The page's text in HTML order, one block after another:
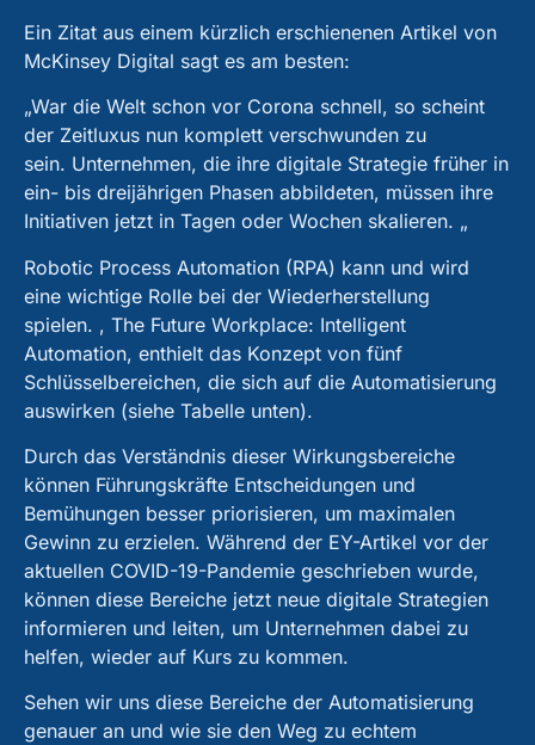
Ein Zitat aus einem kürzlich erschienenen Artikel von
McKinsey Digital sagt es am besten:
„War die Welt schon vor Corona schnell, so scheint
der Zeitluxus nun komplett verschwunden zu
sein. Unternehmen, die ihre digitale Strategie früher in
ein- bis dreijährigen Phasen abbildeten, müssen ihre
Initiativen jetzt in Tagen oder Wochen skalieren. „
Robotic Process Automation (RPA) kann und wird
eine wichtige Rolle bei der Wiederherstellung
spielen. , The Future Workplace: Intelligent
Automation, enthielt das Konzept von fünf
Schlüsselbereichen, die sich auf die Automatisierung
auswirken (siehe Tabelle unten).
Durch das Verständnis dieser Wirkungsbereiche
können Führungskräfte Entscheidungen und
Bemühungen besser priorisieren, um maximalen
Gewinn zu erzielen. Während der EY-Artikel vor der
aktuellen COVID-19-Pandemie geschrieben wurde,
können diese Bereiche jetzt neue digitale Strategien
informieren und leiten, um Unternehmen dabei zu
helfen, wieder auf Kurs zu kommen.
Sehen wir uns diese Bereiche der Automatisierung
genauer an und wie sie den Weg zu echtem